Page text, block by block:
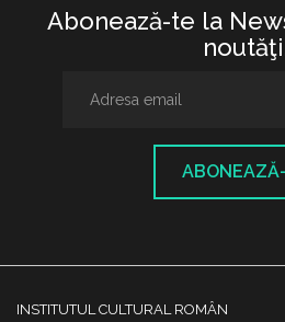
Abonează-te la
INSTITUTUL CULTURAL ROMÂN